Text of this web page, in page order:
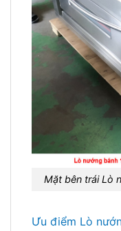
Mặt bên trái Lò
Ưu điểm Lò